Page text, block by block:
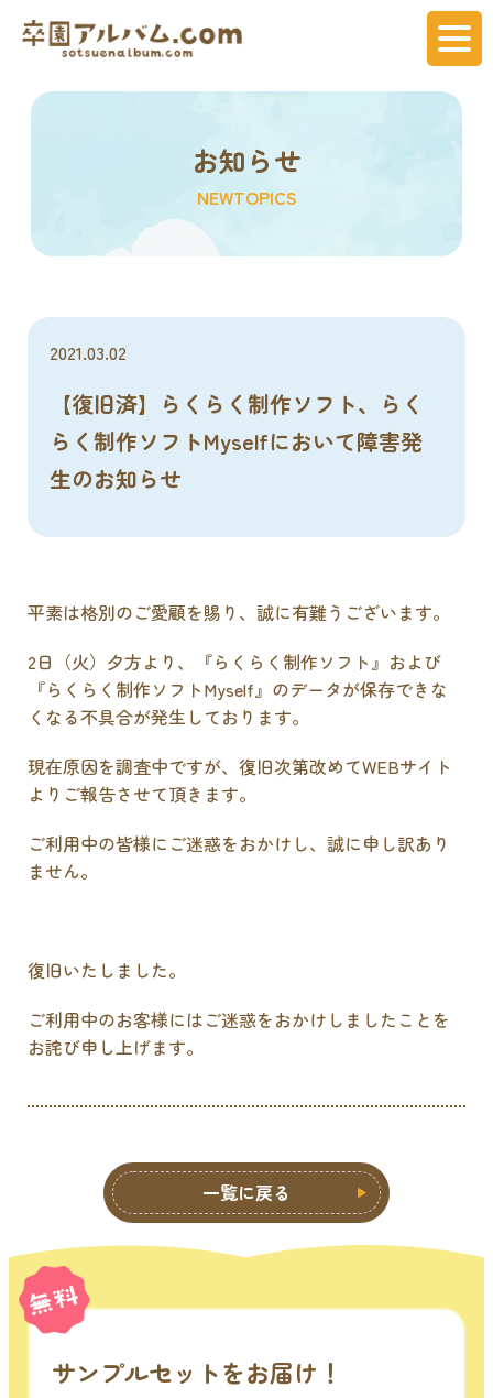
お知らせ
NEWTOPICS
2021.03.02
【復旧済】らくらく制作ソフト、らく
らく制作ソフトMyselfにおいて障害発
生のお知らせ
平素は格別のご愛顧を賜り、誠に有難うございます。
2日（火）夕方より、『らくらく制作ソフト』および
『らくらく制作ソフトMyself』のデータが保存できな
くなる不具合が発生しております。
現在原因を調査中ですが、復旧次第改めてWEBサイト
よりご報告させて頂きます。
ご利用中の皆様にご迷惑をおかけし、誠に申し訳あり
ません。
復旧いたしました。
ご利用中のお客様にはご迷惑をおかけしましたことを
お詫び申し上げます。
一覧に戻る
サンプルセットをお届け！